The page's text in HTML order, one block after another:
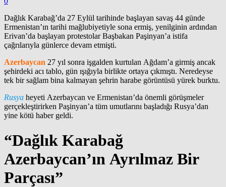
Dağlık Karabağ’da 27 Eylül tarihinde başlayan savaş 44 günde
Ermenistan’ın tarihi mağlubiyetiyle sona ermiş, yenilginin ardından
Erivan’da başlayan protestolar Başbakan Paşinyan’a istifa
çağrılarıyla günlerce devam etmişti.
Azerbaycan 27 yıl sonra işgalden kurtulan Ağdam’a girmiş ancak
şehirdeki acı tablo, gün ışığıyla birlikte ortaya çıkmıştı. Neredeyse
tek bir sağlam bina kalmayan şehrin harabe görüntüsü yürek burktu.
Rusya heyeti Azerbaycan ve Ermenistan’da önemli görüşmeler
gerçekleştirirken Paşinyan’a tüm umutlarını başladığı Rusya’dan
yine kötü haber geldi.
“Dağlık Karabağ
Azerbaycan’ın Ayrılmaz Bir
Parçası”